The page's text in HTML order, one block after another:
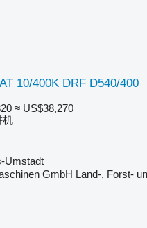
10/400K DRF D540/400
≈ US$38,270
机
Umstadt
GmbH Land-, Forst-